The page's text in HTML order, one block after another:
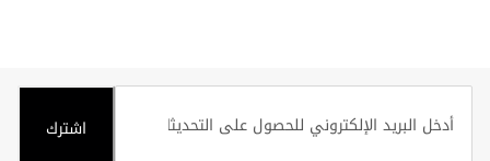
اشترك